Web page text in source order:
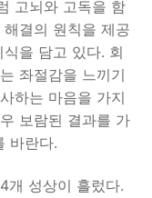
고뇌와 고독을 함
결의 원칙을 제공
을 담고 있다. 회
좌절감을 느끼기
하는 마음을 가지
보람된 결과를 가
바란다.
개 성상이 흘렀다.